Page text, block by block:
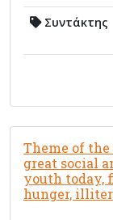
Συντάκτης
Theme of the
great social
youth today,
hunger,